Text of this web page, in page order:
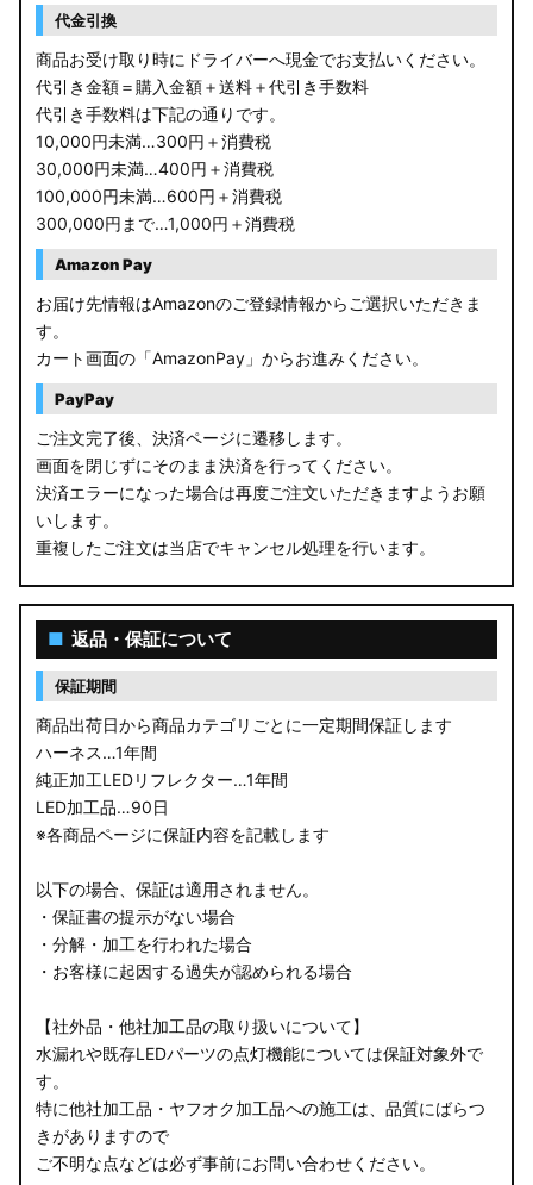
代金引換
商品お受け取り時にドライバーへ現金でお支払いください。
代引き金額＝購入金額＋送料＋代引き手数料
代引き手数料は下記の通りです。
10,000円未満…300円＋消費税
30,000円未満…400円＋消費税
100,000円未満…600円＋消費税
300,000円まで…1,000円＋消費税
Amazon Pay
お届け先情報はAmazonのご登録情報からご選択いただきま
す。
カート画面の「AmazonPay」からお進みください。
PayPay
ご注文完了後、決済ページに遷移します。
画面を閉じずにそのまま決済を行ってください。
決済エラーになった場合は再度ご注文いただきますようお願
いします。
重複したご注文は当店でキャンセル処理を行います。
■ 返品・保証について
保証期間
商品出荷日から商品カテゴリごとに一定期間保証します
ハーネス…1年間
純正加工LEDリフレクター…1年間
LED加工品…90日
※各商品ページに保証内容を記載します
以下の場合、保証は適用されません。
・保証書の提示がない場合
・分解・加工を行われた場合
・お客様に起因する過失が認められる場合
【社外品・他社加工品の取り扱いについて】
水漏れや既存LEDパーツの点灯機能については保証対象外で
す。
特に他社加工品・ヤフオク加工品への施工は、品質にばらつ
きがありますので
ご不明な点などは必ず事前にお問い合わせください。